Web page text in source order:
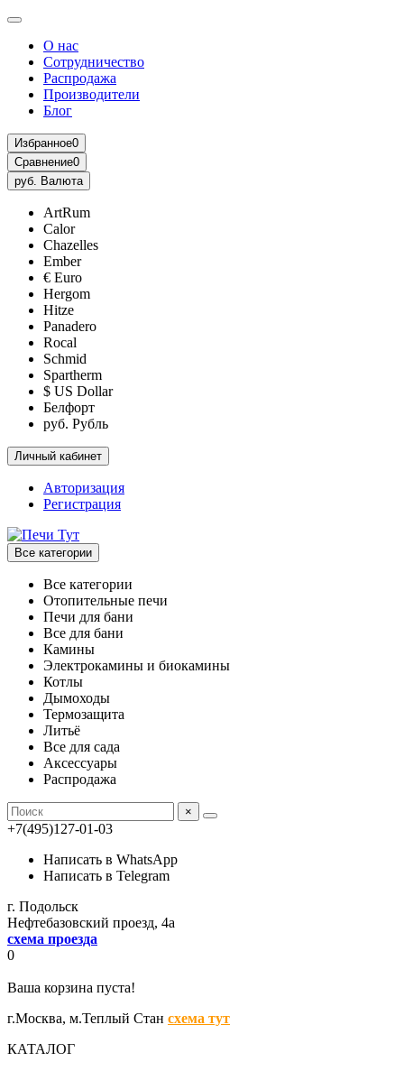
О нас
Сотрудничество
Распродажа
Производители
Блог
Избранное0
Сравнение0
руб. Валюта
ArtRum
Calor
Chazelles
Ember
€ Euro
Hergom
Hitze
Panadero
Rocal
Schmid
Spartherm
$ US Dollar
Белфорт
руб. Рубль
Личный кабинет
Авторизация
Регистрация
Все категории
Все категории
Отопительные печи
Печи для бани
Все для бани
Камины
Электрокамины и биокамины
Котлы
Дымоходы
Термозащита
Литьё
Все для сада
Аксессуары
Распродажа
×
+7(495)127-01-03
Написать в WhatsApp
Написать в Telegram
г. Подольск
Нефтебазовский проезд, 4а
схема проезда
0
Ваша корзина пуста!
г.Москва, м.Теплый Стан схема тут
КАТАЛОГ